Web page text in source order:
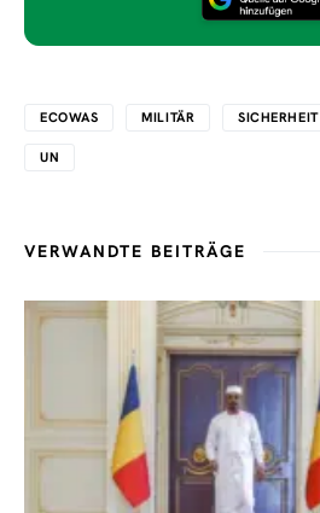
ECOWAS MILITÄR SICHERHEIT
UN
VERWANDTE BEITRÄGE